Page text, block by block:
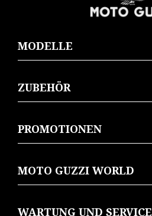
MODELLE
ZUBEHÖR
PROMOTIONEN
MOTO GUZZI WORLD
WARTUNG UND SERVICE